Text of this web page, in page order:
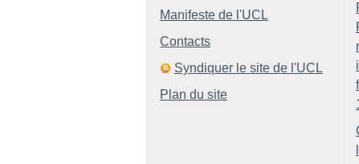
Manifeste de l'UCL
Contacts
Syndiquer le site de l'UCL
Plan du site